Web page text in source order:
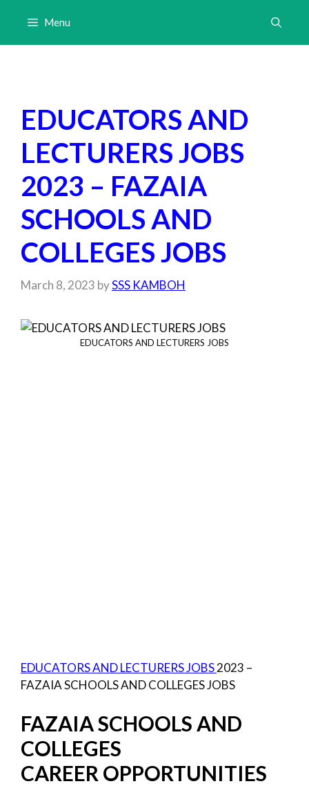
content
Menu
EDUCATORS AND
LECTURERS JOBS
2023 – FAZAIA
SCHOOLS AND
COLLEGES JOBS
March 8, 2023 bySSS KAMBOH
EDUCATORS AND LECTURERS JOBS
EDUCATORS AND LECTURERS JOBS2023 –
FAZAIA SCHOOLS AND COLLEGES JOBS
FAZAIA SCHOOLS AND
COLLEGES
CAREER OPPORTUNITIES